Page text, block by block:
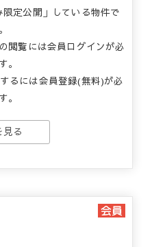
定公開」している物件で
閲覧には会員ログインが必
。
るには会員登録(無料)が必
。
る